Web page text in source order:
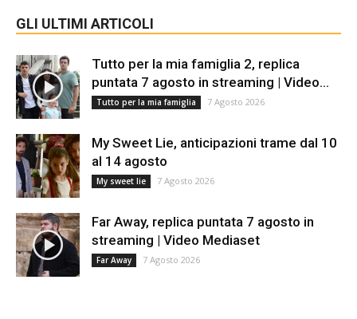
GLI ULTIMI ARTICOLI
Tutto per la mia famiglia 2, replica
puntata 7 agosto in streaming | Video...
Tutto per la mia famiglia 7 Agosto 2026
My Sweet Lie, anticipazioni trame dal 10
al 14 agosto
My sweet lie 7 Agosto 2026
Far Away, replica puntata 7 agosto in
streaming | Video Mediaset
Far Away 7 Agosto 2026